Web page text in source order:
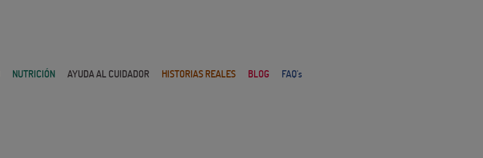
NUTRICIÓN AYUDA AL CUIDADOR HISTORIAS REALES BLOG FAQ's